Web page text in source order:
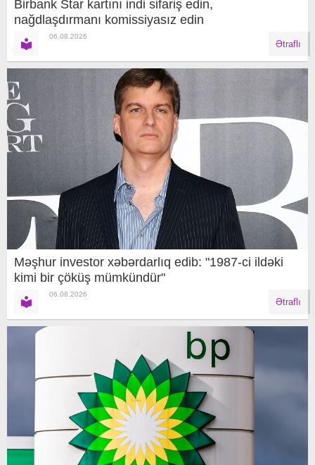
Birbank Star kartını indi sifariş edin,
nağdlaşdırmanı komissiyasız edin
06.08.2026
Ətraflı
Məşhur investor xəbərdarlıq edib: "1987-ci ildəki
kimi bir çöküş mümkündür"
06.08.2026
Ətraflı